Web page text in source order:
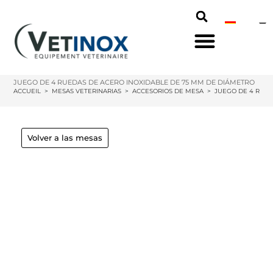
JUEGO DE 4 RUEDAS DE ACERO INOXIDABLE DE 75 MM DE DIÁMETRO
ACCUEIL > MESAS VETERINARIAS > ACCESORIOS DE MESA > JUEGO DE 4
Volver a las mesas